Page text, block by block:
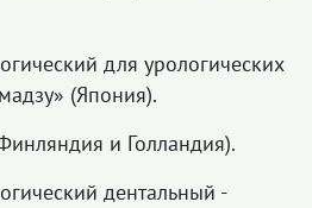
для урологических
(Япония).
и Голландия).
дентальный -